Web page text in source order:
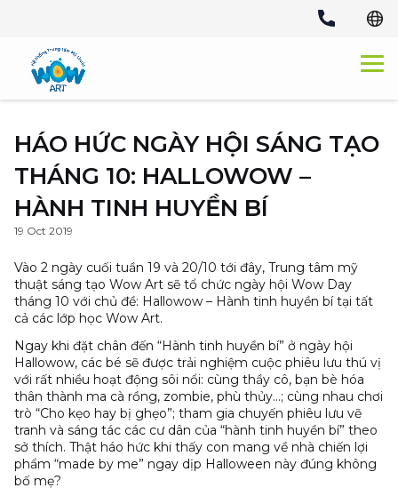
content
HÁO HỨC NGÀY HỘI SÁNG TẠO
THÁNG 10: HALLOWOW –
HÀNH TINH HUYỀN BÍ
19 Oct 2019
Vào 2 ngày cuối tuần 19 và 20/10 tới đây, Trung tâm mỹ
thuật sáng tạo Wow Art sẽ tổ chức ngày hội Wow Day
tháng 10 với chủ đề: Hallowow – Hành tinh huyền bí tại tất
cả các lớp học Wow Art.
Ngay khi đặt chân đến “Hành tinh huyền bí” ở ngày hội
Hallowow, các bé sẽ được trải nghiệm cuộc phiêu lưu thú vị
với rất nhiều hoạt động sôi nổi: cùng thầy cô, bạn bè hóa
thân thành ma cà rồng, zombie, phù thủy…; cùng nhau chơi
trò “Cho kẹo hay bị ghẹo”; tham gia chuyến phiêu lưu vẽ
tranh và sáng tác các cư dân của “hành tinh huyền bí” theo
sở thích. Thật háo hức khi thấy con mang về nhà chiến lợi
phẩm “made by me” ngay dịp Halloween này đúng không
bố mẹ?